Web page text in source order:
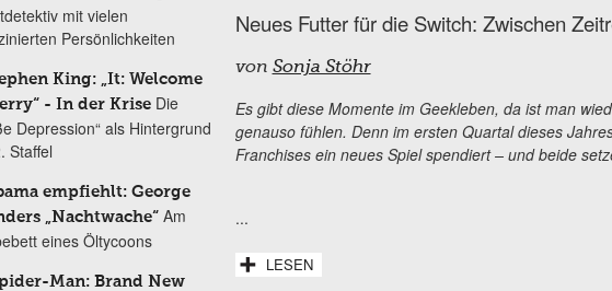
Neues Futter für die Switch: Zwischen
von Sonja Stöhr
Es gibt diese Momente im Geekleben, da ist man
genauso fühlen. Denn im ersten Quartal dieses
Franchises ein neues Spiel spendiert – und beide
...
LESEN
mit vielen
Persönlichkeiten
King: „It: Welcome
- In der Krise Die
Depression“ als Hintergrund
Staffel
empfiehlt: George
„Nachtwache“ Am
eines Öltycoons
Man: Brand New